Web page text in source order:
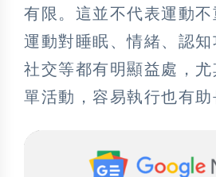
有限。這並不代表運動不
運動對睡眠、情緒、認
社交等都有明顯益處，
單活動，容易執行也有助